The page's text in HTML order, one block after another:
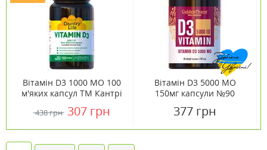
Вітамін D3 1000 МО 100
м'яких капсул ТМ Кантрі
438 грн 307 грн
Вітамін D3 5000 МО
150мг капсули №90
377 грн